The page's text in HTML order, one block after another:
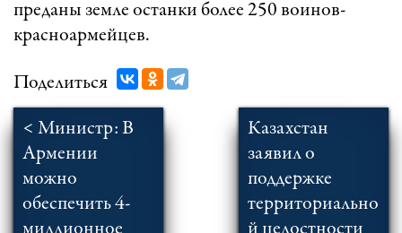
преданы земле останки более 250 воинов-
красноармейцев.
Поделиться
< Министр: В
Армении
можно
обеспечить 4-
Казахстан
заявил о
поддержке
территориально